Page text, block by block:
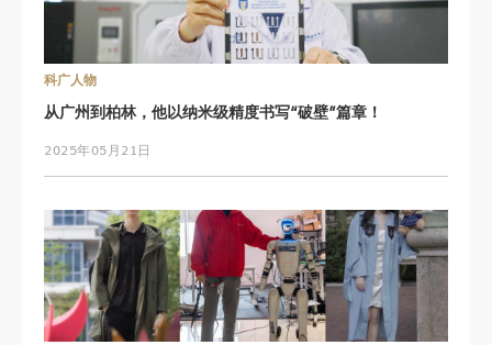
科广人物
从广州到柏林，他以纳米级精度书写“破壁”篇章！
2025年05月21日